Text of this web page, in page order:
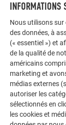
INFORMATIONS
Nous utilisons sur
des données, à
(« essentiel ») et
de la qualité de
américains
marketing et
médias externes
autoriser les
sélectionnés en
les cookies et